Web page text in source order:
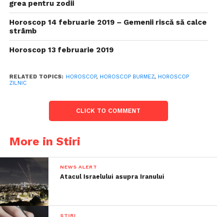
grea pentru zodii
Horoscop 14 februarie 2019 – Gemenii riscă să calce
strâmb
Horoscop 13 februarie 2019
RELATED TOPICS: HOROSCOP, HOROSCOP BURMEZ, HOROSCOP
ZILNIC
CLICK TO COMMENT
More in Stiri
NEWS ALERT
Atacul Israelului asupra Iranului
STIRI